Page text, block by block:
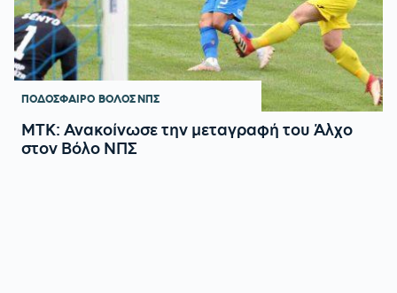
ΠΟΔΟΣΦΑΙΡΟ ΒΟΛΟΣ ΝΠΣ
ΜΤΚ: Ανακοίνωσε την μεταγραφή του Άλχο
στον Βόλο ΝΠΣ